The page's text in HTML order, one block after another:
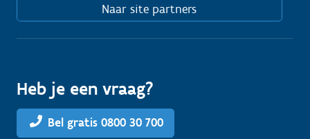
Naar site partners
Heb je een vraag?
Bel gratis 0800 30 700